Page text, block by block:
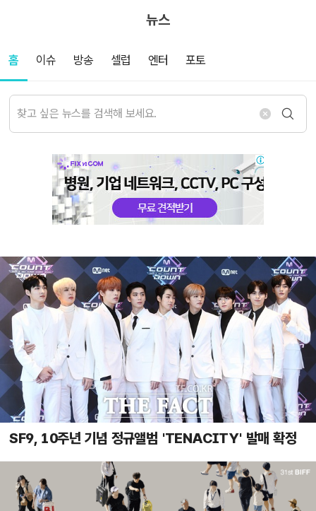
뉴스
홈 이슈 방송 셀럽 엔터 포토
SF9, 10주년 기념 정규앨범 'TENACITY' 발매 확정